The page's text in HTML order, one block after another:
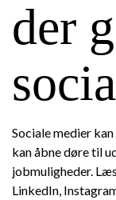
der
Sociale medier
kan åbne døre til
jobmuligheder.
LinkedIn,